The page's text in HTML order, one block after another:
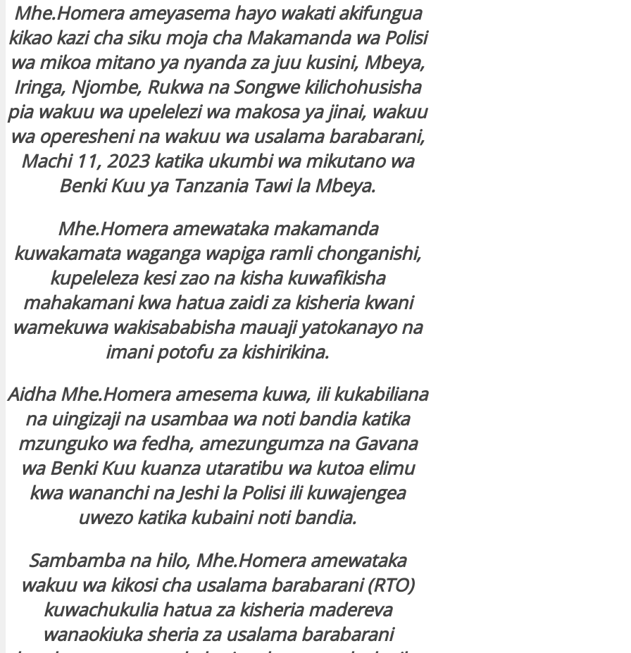
Mhe.Homera ameyasema hayo wakati akifungua
kikao kazi cha siku moja cha Makamanda wa Polisi
wa mikoa mitano ya nyanda za juu kusini, Mbeya,
Iringa, Njombe, Rukwa na Songwe kilichohusisha
pia wakuu wa upelelezi wa makosa ya jinai, wakuu
wa operesheni na wakuu wa usalama barabarani,
Machi 11, 2023 katika ukumbi wa mikutano wa
Benki Kuu ya Tanzania Tawi la Mbeya.
Mhe.Homera amewataka makamanda
kuwakamata waganga wapiga ramli chonganishi,
kupeleleza kesi zao na kisha kuwafikisha
mahakamani kwa hatua zaidi za kisheria kwani
wamekuwa wakisababisha mauaji yatokanayo na
imani potofu za kishirikina.
Aidha Mhe.Homera amesema kuwa, ili kukabiliana
na uingizaji na usambaa wa noti bandia katika
mzunguko wa fedha, amezungumza na Gavana
wa Benki Kuu kuanza utaratibu wa kutoa elimu
kwa wananchi na Jeshi la Polisi ili kuwajengea
uwezo katika kubaini noti bandia.
Sambamba na hilo, Mhe.Homera amewataka
wakuu wa kikosi cha usalama barabarani (RTO)
kuwachukulia hatua za kisheria madereva
wanaokiuka sheria za usalama barabarani